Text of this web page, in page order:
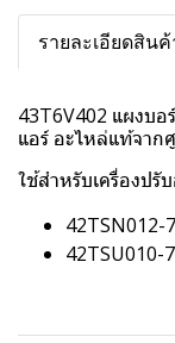
รายละเอียดสินค้
43T6V402 แผงบอ
แอร์ อะไหล่แท้จาก
ใช้สำหรับเครื่องปรั
42TSN012-
42TSU010-